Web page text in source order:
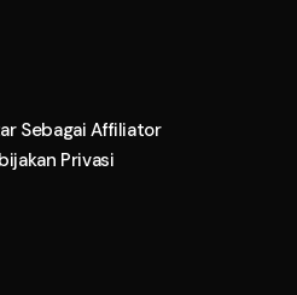
Sebagai Affiliator
Privasi